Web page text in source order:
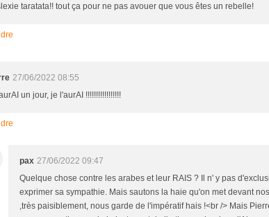
taratata!! tout ça pour ne pas avouer que vous êtes un rebelle!
27/06/2022 08:55
un jour, je l'aurAI !!!!!!!!!!!!!!!!!
pax 27/06/2022 09:47
Quelque chose contre les arabes et leur RAIS ? Il n' y pas
exprimer sa sympathie. Mais sautons la haie qu'on met devant
,très paisiblement, nous garde de l'impératif hais !<br /> Mais